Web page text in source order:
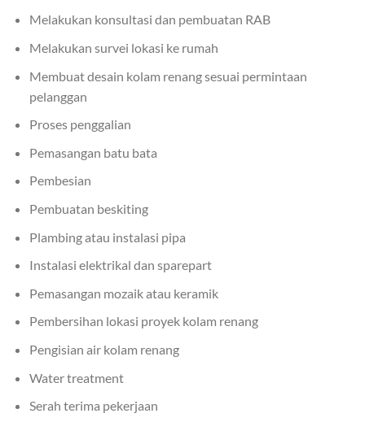
Melakukan konsultasi dan pembuatan RAB
Melakukan survei lokasi ke rumah
Membuat desain kolam renang sesuai permintaan
pelanggan
Proses penggalian
Pemasangan batu bata
Pembesian
Pembuatan beskiting
Plambing atau instalasi pipa
Instalasi elektrikal dan sparepart
Pemasangan mozaik atau keramik
Pembersihan lokasi proyek kolam renang
Pengisian air kolam renang
Water treatment
Serah terima pekerjaan